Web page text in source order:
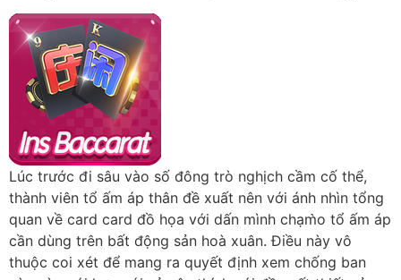
Lúc trước đi sâu vào số đông trò nghịch cầm cố thể,
thành viên tổ ấm áp thân đề xuất nên với ánh nhìn tổng
quan về card card đồ họa với dấn mình chạm̀o tổ ấm áp
cần dùng trên bất động sản hoà xuân. Điều này vô
thuộc coi xét để mang ra quyết định xem chống ban